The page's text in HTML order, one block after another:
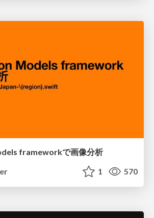
frameworkで画像分析
1 570